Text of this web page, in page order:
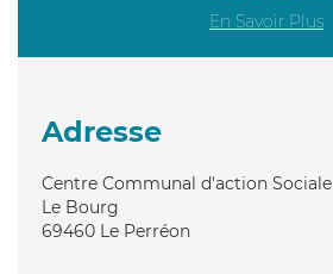
En Savoir Plus
Adresse
Centre Communal d'action Sociale
Le Bourg
69460 Le Perréon